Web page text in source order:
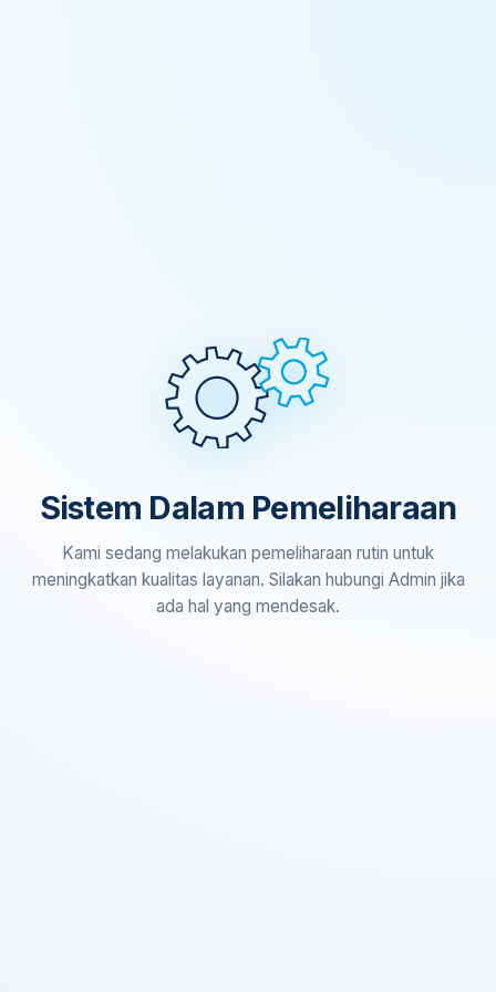
Sistem Dalam Pemeliharaan
Kami sedang melakukan pemeliharaan rutin untuk
meningkatkan kualitas layanan. Silakan hubungi Admin jika
ada hal yang mendesak.